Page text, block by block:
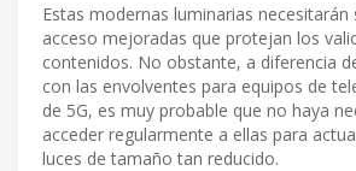
Estas modernas luminarias necesitarán
acceso mejoradas que protejan los
contenidos. No obstante, a diferencia
con las envolventes para equipos de
de 5G, es muy probable que no haya
acceder regularmente a ellas para
luces de tamaño tan reducido.